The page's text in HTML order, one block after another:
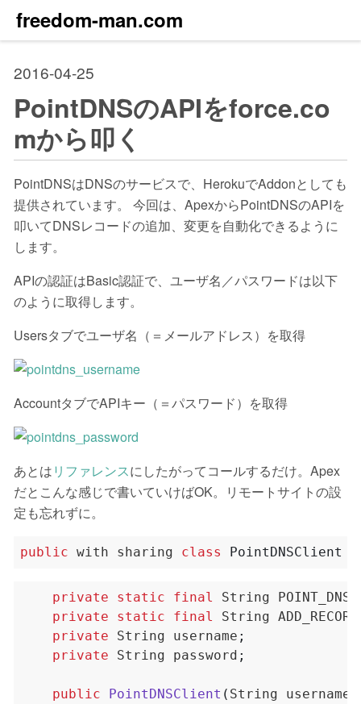
freedom-man.com
2016-04-25
PointDNSのAPIをforce.co
mから叩く
PointDNSはDNSのサービスで、HerokuでAddonとしても
提供されています。 今回は、ApexからPointDNSのAPIを
叩いてDNSレコードの追加、変更を自動化できるように
します。
APIの認証はBasic認証で、ユーザ名／パスワードは以下
のように取得します。
Usersタブでユーザ名（＝メールアドレス）を取得
AccountタブでAPIキー（＝パスワード）を取得
あとはリファレンスにしたがってコールするだけ。Apex
だとこんな感じで書いていけばOK。リモートサイトの設
定も忘れずに。
public with sharing class PointDNSClient
private static final String
private
static final String
private
String username ;
private
String password ;
public PointDNSClient ( String username